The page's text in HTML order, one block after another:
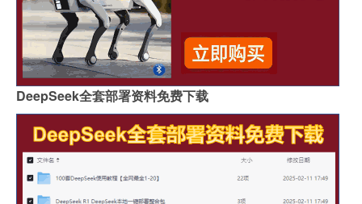
DeepSeek全套部署资料免费下载